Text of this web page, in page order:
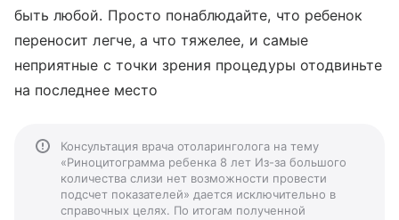
быть любой. Просто понаблюдайте, что ребенок
переносит легче, а что тяжелее, и самые
неприятные с точки зрения процедуры отодвиньте
на последнее место
Консультация врача отоларинголога на тему
«Риноцитограмма ребенка 8 лет Из-за большого
количества слизи нет возможности провести
подсчет показателей» дается исключительно в
справочных целях. По итогам полученной